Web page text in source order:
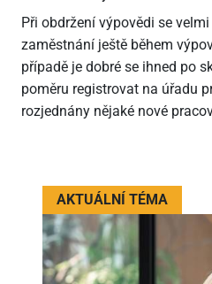
Při obdržení výpovědi se
zaměstnání ještě během
případě je dobré se ihned po
poměru registrovat na úřadu
rozjednány nějaké nové
AKTUÁLNÍ TÉMA